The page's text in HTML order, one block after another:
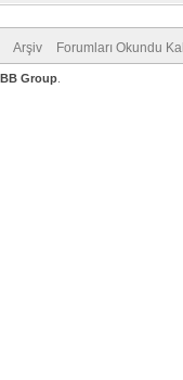
Arşiv Forumları Okundu
Group